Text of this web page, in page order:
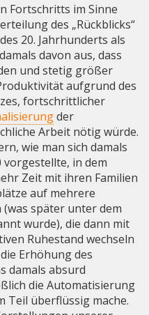
Fortschritts im Sinne
des „Rückblicks“
20. Jahrhunderts als
davon aus, dass
und stetig größer
aufgrund des
fortschrittlicher
der
Arbeit nötig würde.
wie man sich damals
vorgestellte, in dem
Zeit mit ihren Familien
auf mehrere
später unter dem
wurde), die dann mit
Ruhestand wechseln
Erhöhung des
damals absurd
die Automatisierung
Teil überflüssig mache.